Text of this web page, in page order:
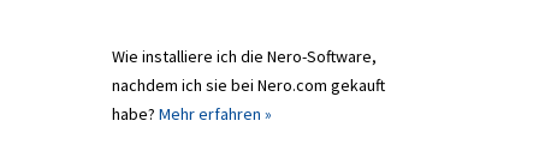
Wie installiere ich die Nero-Software,
nachdem ich sie bei Nero.com gekauft
habe? Mehr erfahren »